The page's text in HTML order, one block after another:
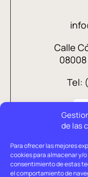
de las
Para ofrecer las mejores
cookies para almacenar y/
consentimiento de estas
el comportamiento de
Calle
Tel: